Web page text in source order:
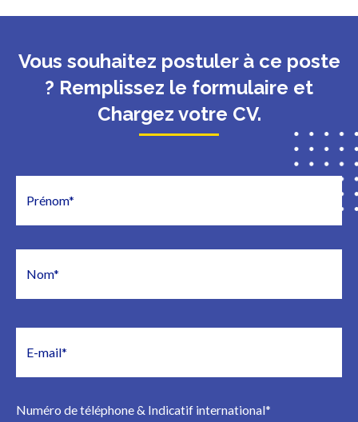
Vous souhaitez postuler à ce poste
? Remplissez le formulaire et
Chargez votre CV.
Numéro de téléphone & Indicatif international*